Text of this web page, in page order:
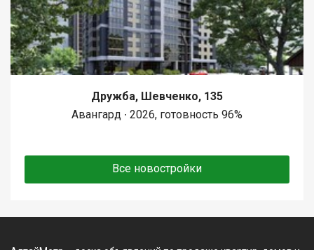
Дружба, Шевченко, 135
Авангард ∙ 2026, готовность 96%
Все новостройки